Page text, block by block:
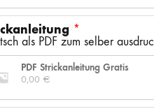
SOCKENWOLLE
als PDF zum selber
PDF Strickanleitung Gratis
0,00 €